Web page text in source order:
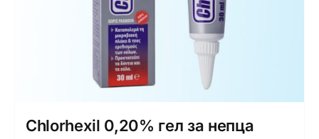
Chlorhexil 0,20% гел за непца